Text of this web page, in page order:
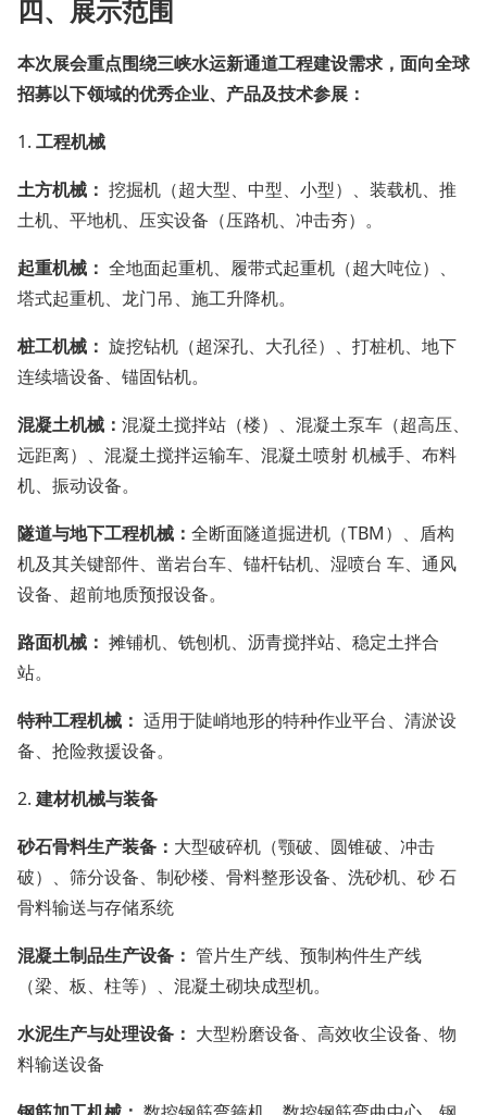
四、展示范围
本次展会重点围绕三峡水运新通道工程建设需求，面向全球
招募以下领域的优秀企业、产品及技术参展 ：
1. 工程机械
土方机械： 挖掘机（超大型、中型、小型）、装载机、推
土机、平地机、压实设备（压路机、冲击夯）。
起重机械： 全地面起重机、履带式起重机（超大吨位）、
塔式起重机、龙门吊、施工升降机。
桩工机械： 旋挖钻机（超深孔、大孔径）、打桩机、地下
连续墙设备、锚固钻机。
混凝土机械： 混凝土搅拌站（楼）、混凝土泵车（超高压、
远距离）、混凝土搅拌运输车、混凝土喷射 机械手、布料
机、振动设备。
隧道与地下工程机械： 全断面隧道掘进机（TBM）、盾构
机及其关键部件、凿岩台车、锚杆钻机、湿喷台 车、通风
设备、超前地质预报设备。
路面机械： 摊铺机、铣刨机、沥青搅拌站、稳定土拌合
站。
特种工程机械： 适用于陡峭地形的特种作业平台、清淤设
备、抢险救援设备。
2. 建材机械与装备
砂石骨料生产装备： 大型破碎机（颚破、圆锥破、冲击
破）、筛分设备、制砂楼、骨料整形设备、洗砂机、砂 石
骨料输送与存储系统
混凝土制品生产设备： 管片生产线、预制构件生产线
（梁、板、柱等）、混凝土砌块成型机。
水泥生产与处理设备： 大型粉磨设备、高效收尘设备、物
料输送设备